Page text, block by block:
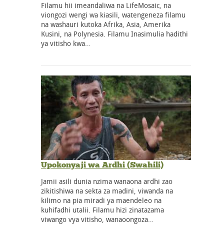
Filamu hii imeandaliwa na LifeMosaic, na
viongozi wengi wa kiasili, watengeneza filamu
na washauri kutoka Afrika, Asia, Amerika
Kusini, na Polynesia. Filamu Inasimulia hadithi
ya vitisho kwa…
Upokonyaji wa Ardhi (Swahili)
Jamii asili dunia nzima wanaona ardhi zao
zikitishiwa na sekta za madini, viwanda na
kilimo na pia miradi ya maendeleo na
kuhifadhi utalii. Filamu hizi zinatazama
viwango vya vitisho, wanaoongoza…